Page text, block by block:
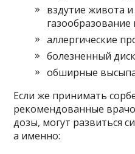
вздутие живота
аллергические
болезненный
обширные
Если же принимать
рекомендованные
дозы, могут развиться
а именно: